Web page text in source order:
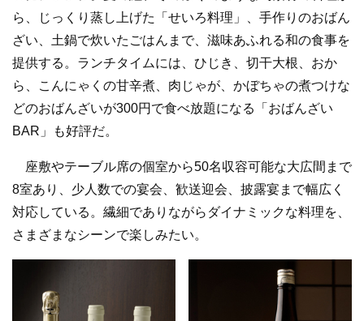
ら、じっくり蒸し上げた「せいろ料理」、手作りのおばん
ざい、土鍋で炊いたごはんまで、滋味あふれる和の食事を
提供する。ランチタイムには、ひじき、切干大根、おか
ら、こんにゃくの甘辛煮、肉じゃが、かぼちゃの煮つけな
どのおばんざいが300円で食べ放題になる「おばんざい
BAR」も好評だ。
座敷やテーブル席の個室から50名収容可能な大広間まで
8室あり、少人数での宴会、歓送迎会、披露宴まで幅広く
対応している。繊細でありながらダイナミックな料理を、
さまざまなシーンで楽しみたい。